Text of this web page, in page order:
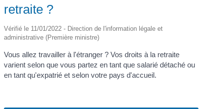
retraite ?
Vérifié le 11/01/2022 - Direction de l'information légale et
administrative (Première ministre)
Vous allez travailler à l'étranger ? Vos droits à la retraite
varient selon que vous partez en tant que salarié détaché ou
en tant qu'expatrié et selon votre pays d'accueil.